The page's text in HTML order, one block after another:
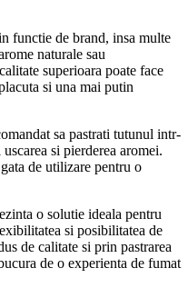
functie de brand, insa multe
naturale sau
superioara poate face
si una mai putin
sa pastrati tutunul intr-
si pierderea aromei.
de utilizare pentru o
o solutie ideala pentru
si posibilitatea de
de calitate si prin pastrarea
de o experienta de fumat